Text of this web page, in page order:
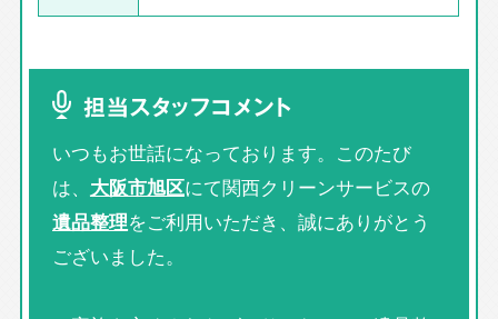
担当スタッフコメント
いつもお世話になっております。このたび
は、 大阪市旭区にて関西クリーンサービスの
遺品整理をご利用いただき、誠にありがとう
ございました。